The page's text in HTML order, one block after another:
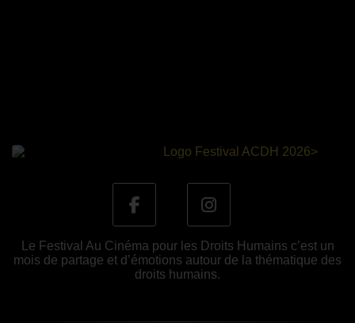
Le Festival Au Cinéma pour les Droits Humains c’est un
mois de partage et d’émotions autour de la thématique des
droits humains.